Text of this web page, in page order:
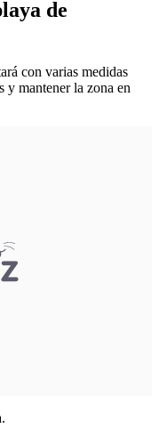
de
con varias medidas
y mantener la zona en